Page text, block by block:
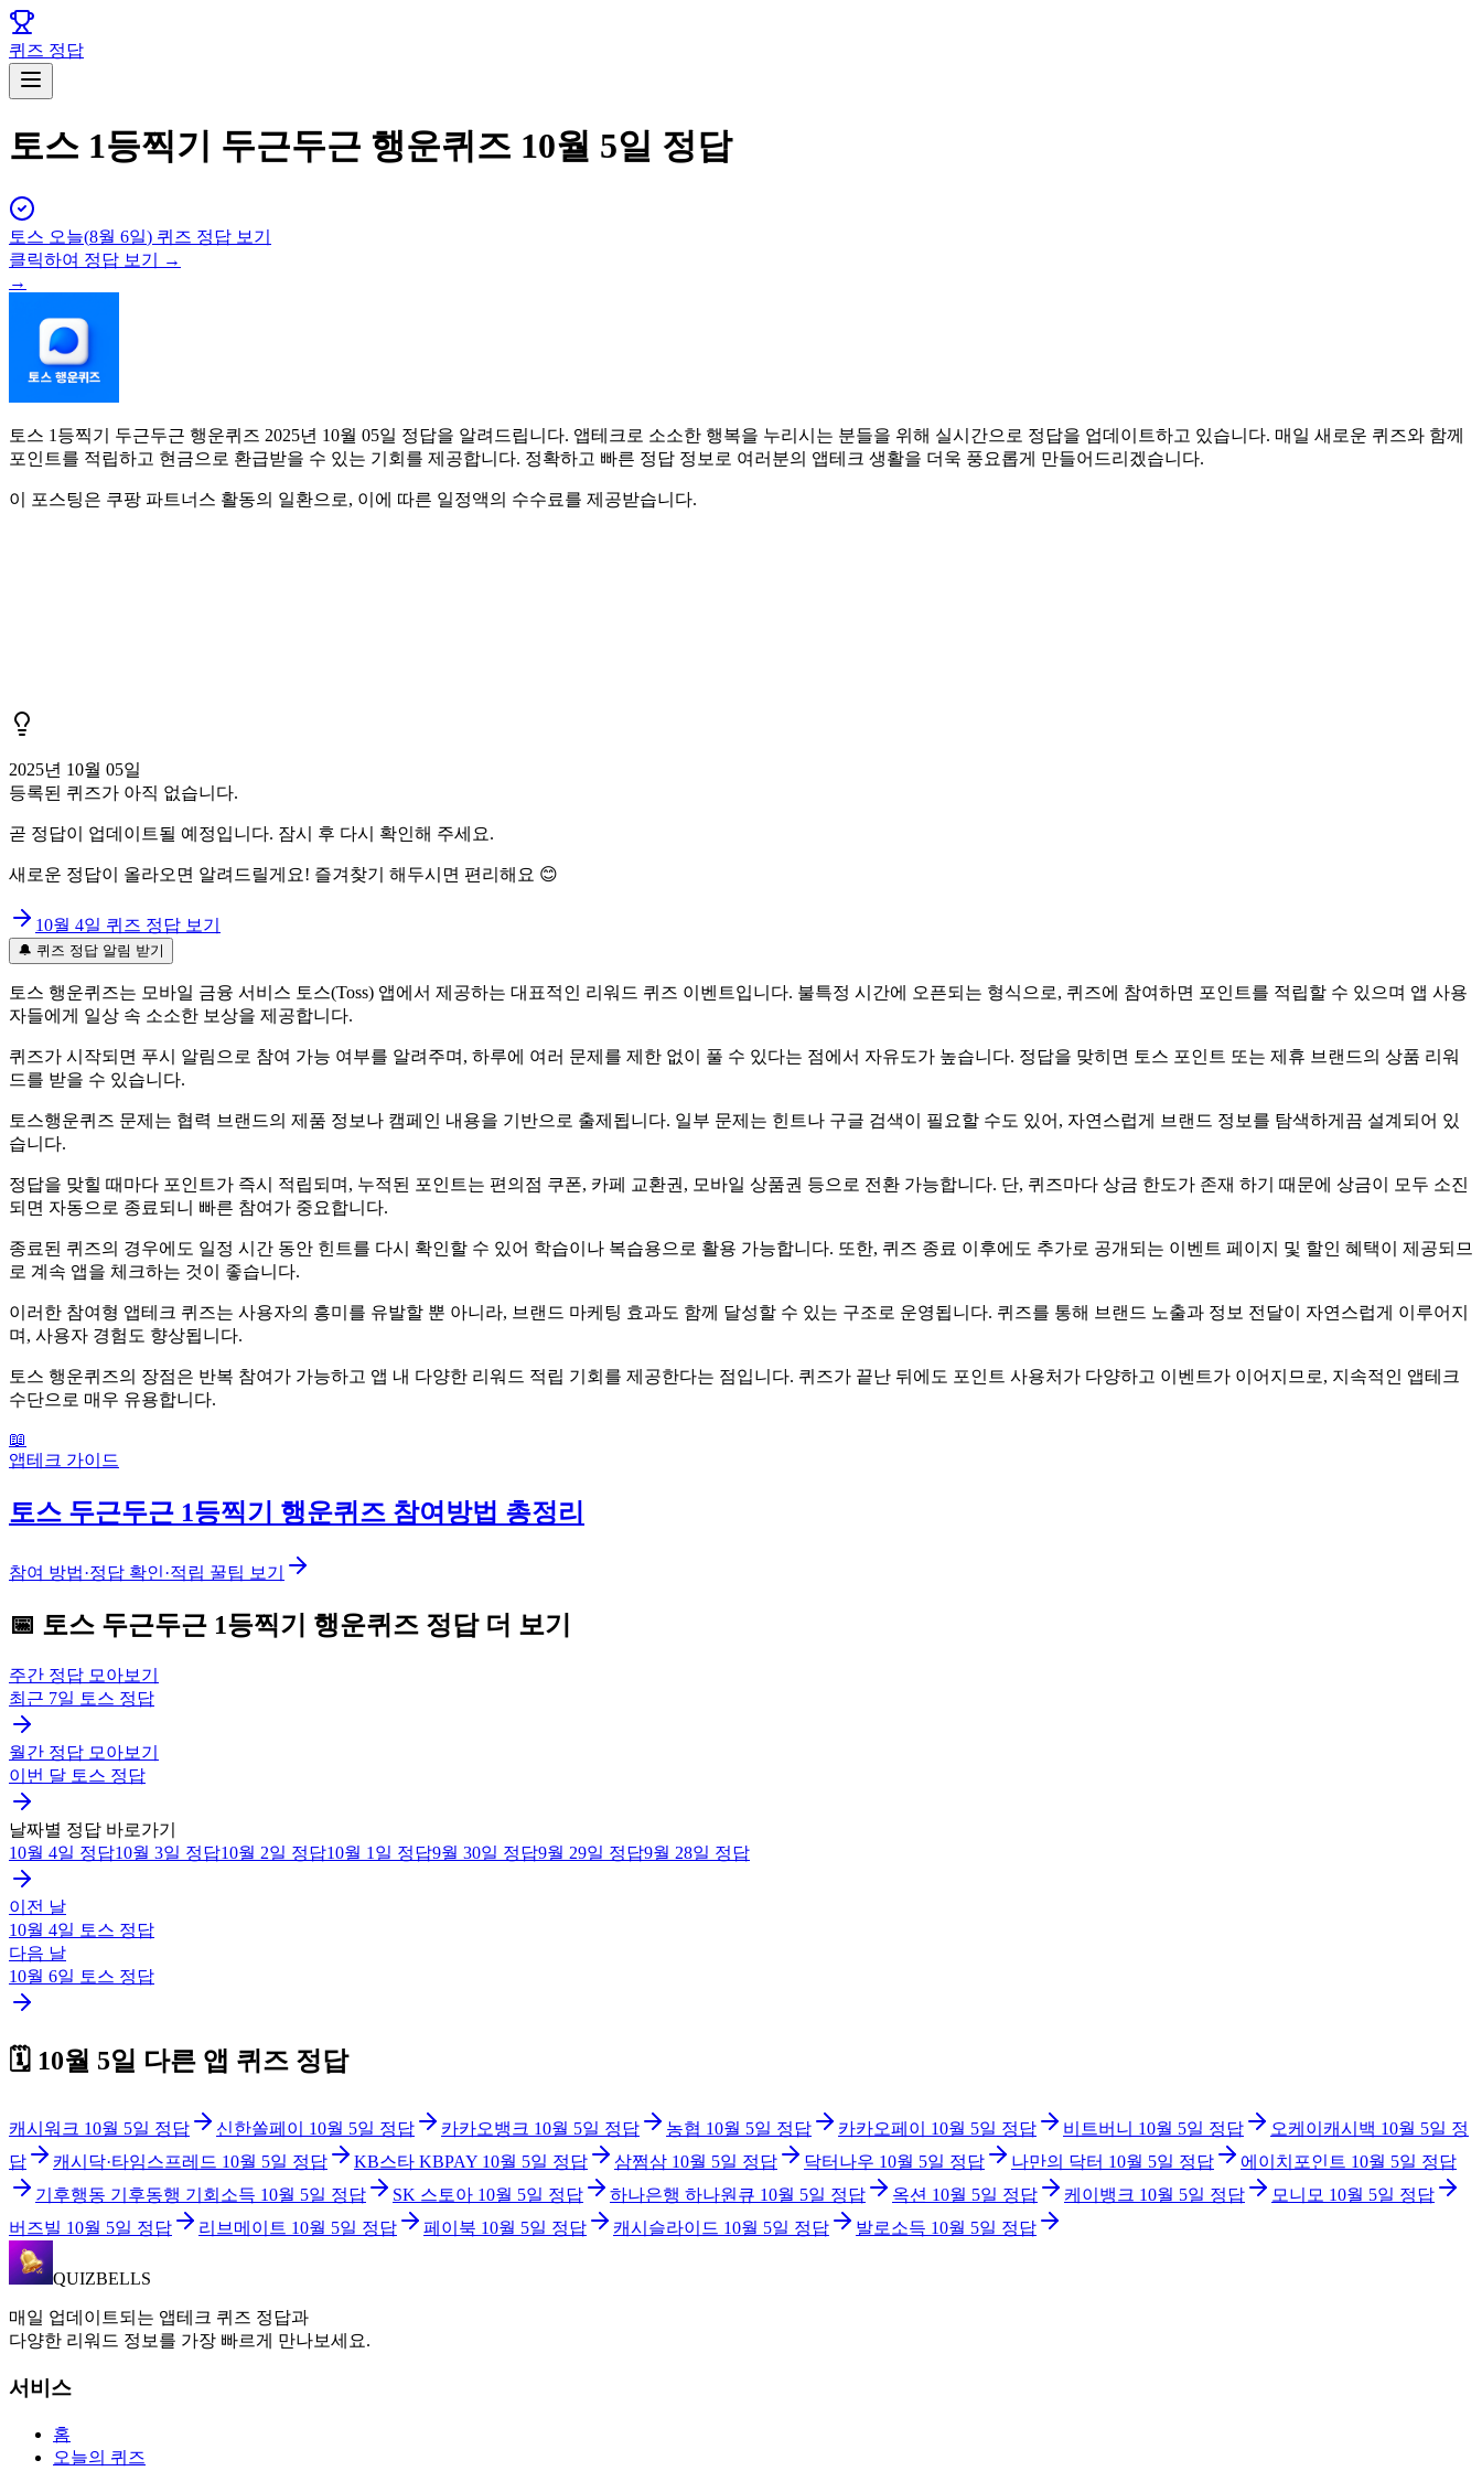
퀴즈 정답
토스 1등찍기 두근두근 행운퀴즈 10월 5일 정답
토스 오늘(8월 6일) 퀴즈 정답 보기
클릭하여 정답 보기 →
→
토스 1등찍기 두근두근 행운퀴즈 2025년 10월 05일 정답을 알려드립니다. 앱테크로 소소한 행복을 누리시는 분들을 위해 실시간으로 정답을 업데이트하고 있습니다. 매일 새로운 퀴즈와 함께
포인트를 적립하고 현금으로 환급받을 수 있는 기회를 제공합니다. 정확하고 빠른 정답 정보로 여러분의 앱테크 생활을 더욱 풍요롭게 만들어드리겠습니다.
이 포스팅은 쿠팡 파트너스 활동의 일환으로, 이에 따른 일정액의 수수료를 제공받습니다.
2025년 10월 05일
등록된 퀴즈가 아직 없습니다.
곧 정답이 업데이트될 예정입니다. 잠시 후 다시 확인해 주세요.
새로운 정답이 올라오면 알려드릴게요! 즐겨찾기 해두시면 편리해요 😊
10월 4일 퀴즈 정답 보기
🔔 퀴즈 정답 알림 받기
토스 행운퀴즈는 모바일 금융 서비스 토스(Toss) 앱에서 제공하는 대표적인 리워드 퀴즈 이벤트입니다. 불특정 시간에 오픈되는 형식으로, 퀴즈에 참여하면 포인트를 적립할 수 있으며 앱 사용
자들에게 일상 속 소소한 보상을 제공합니다.
퀴즈가 시작되면 푸시 알림으로 참여 가능 여부를 알려주며, 하루에 여러 문제를 제한 없이 풀 수 있다는 점에서 자유도가 높습니다. 정답을 맞히면 토스 포인트 또는 제휴 브랜드의 상품 리워
드를 받을 수 있습니다.
토스행운퀴즈 문제는 협력 브랜드의 제품 정보나 캠페인 내용을 기반으로 출제됩니다. 일부 문제는 힌트나 구글 검색이 필요할 수도 있어, 자연스럽게 브랜드 정보를 탐색하게끔 설계되어 있
습니다.
정답을 맞힐 때마다 포인트가 즉시 적립되며, 누적된 포인트는 편의점 쿠폰, 카페 교환권, 모바일 상품권 등으로 전환 가능합니다. 단, 퀴즈마다 상금 한도가 존재 하기 때문에 상금이 모두 소진
되면 자동으로 종료되니 빠른 참여가 중요합니다.
종료된 퀴즈의 경우에도 일정 시간 동안 힌트를 다시 확인할 수 있어 학습이나 복습용으로 활용 가능합니다. 또한, 퀴즈 종료 이후에도 추가로 공개되는 이벤트 페이지 및 할인 혜택이 제공되므
로 계속 앱을 체크하는 것이 좋습니다.
이러한 참여형 앱테크 퀴즈는 사용자의 흥미를 유발할 뿐 아니라, 브랜드 마케팅 효과도 함께 달성할 수 있는 구조로 운영됩니다. 퀴즈를 통해 브랜드 노출과 정보 전달이 자연스럽게 이루어지
며, 사용자 경험도 향상됩니다.
토스 행운퀴즈의 장점은 반복 참여가 가능하고 앱 내 다양한 리워드 적립 기회를 제공한다는 점입니다. 퀴즈가 끝난 뒤에도 포인트 사용처가 다양하고 이벤트가 이어지므로, 지속적인 앱테크
수단으로 매우 유용합니다.
📖
앱테크 가이드
토스 두근두근 1등찍기 행운퀴즈 참여방법 총정리
참여 방법·정답 확인·적립 꿀팁 보기
📅 토스 두근두근 1등찍기 행운퀴즈 정답 더 보기
주간 정답 모아보기
최근 7일 토스 정답
월간 정답 모아보기
이번 달 토스 정답
날짜별 정답 바로가기
10월 4일 정답10월 3일 정답10월 2일 정답10월 1일 정답9월 30일 정답9월 29일 정답9월 28일 정답
이전 날
10월 4일 토스 정답
다음 날
10월 6일 토스 정답
🗓️ 10월 5일 다른 앱 퀴즈 정답
캐시워크 10월 5일 정답 신한쏠페이 10월 5일 정답 카카오뱅크 10월 5일 정답 농협 10월 5일 정답 카카오페이 10월 5일 정답 비트버니 10월 5일 정답 오케이캐시백 10월 5일 정
답
캐시닥·타임스프레드 10월 5일 정답 KB스타 KBPAY 10월 5일 정답 삼쩜삼 10월 5일 정답 닥터나우 10월 5일 정답 나만의 닥터 10월 5일 정답 에이치포인트 10월 5일 정답
기후행동 기후동행 기회소득 10월 5일 정답 SK 스토아 10월 5일 정답 하나은행 하나원큐 10월 5일 정답 옥션 10월 5일 정답 케이뱅크 10월 5일 정답 모니모 10월 5일 정답
버즈빌 10월 5일 정답 리브메이트 10월 5일 정답 페이북 10월 5일 정답 캐시슬라이드 10월 5일 정답 발로소득 10월 5일 정답
QUIZBELLS
매일 업데이트되는 앱테크 퀴즈 정답과
다양한 리워드 정보를 가장 빠르게 만나보세요.
서비스
홈
오늘의 퀴즈